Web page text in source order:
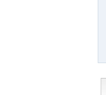
スタンダード